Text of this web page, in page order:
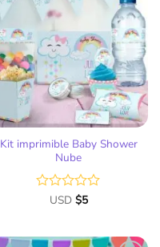
Añadir
a la
lista
de
deseos
Kit imprimible Baby Shower
Nube
Valorado
de
USD $5